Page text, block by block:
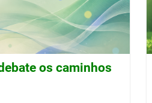
os caminhos